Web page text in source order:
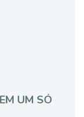
UM SÓ